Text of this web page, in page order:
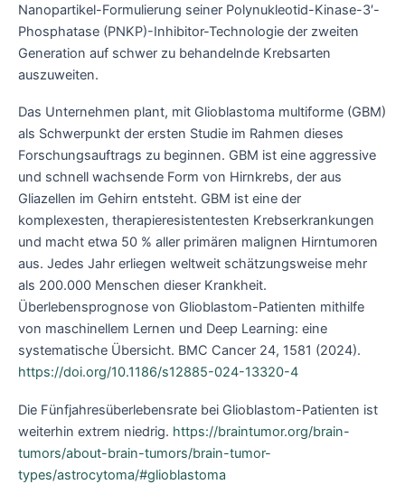
Nanopartikel-Formulierung seiner Polynukleotid-Kinase-3′-
Phosphatase (PNKP)-Inhibitor-Technologie der zweiten
Generation auf schwer zu behandelnde Krebsarten
auszuweiten.
Das Unternehmen plant, mit Glioblastoma multiforme (GBM)
als Schwerpunkt der ersten Studie im Rahmen dieses
Forschungsauftrags zu beginnen. GBM ist eine aggressive
und schnell wachsende Form von Hirnkrebs, der aus
Gliazellen im Gehirn entsteht. GBM ist eine der
komplexesten, therapieresistentesten Krebserkrankungen
und macht etwa 50 % aller primären malignen Hirntumoren
aus. Jedes Jahr erliegen weltweit schätzungsweise mehr
als 200.000 Menschen dieser Krankheit.
Überlebensprognose von Glioblastom-Patienten mithilfe
von maschinellem Lernen und Deep Learning: eine
systematische Übersicht. BMC Cancer 24, 1581 (2024).
https://doi.org/10.1186/s12885-024-13320-4
Die Fünfjahresüberlebensrate bei Glioblastom-Patienten ist
weiterhin extrem niedrig. https://braintumor.org/brain-
tumors/about-brain-tumors/brain-tumor-
types/astrocytoma/#glioblastoma